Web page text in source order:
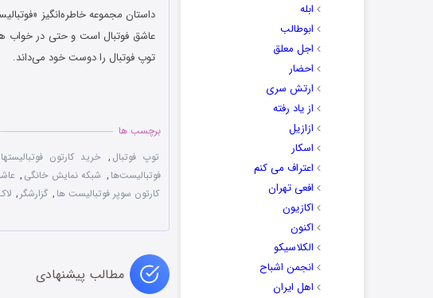
ابله
ابوطالب
اجل معلق
احضار
ارتش سری
از یاد رفته
ازازیل
اسکار
اعتراف می کنم
افعی تهران
اکازیون
اکنون
الکلاسیکو
انجمن اشباح
اهل ایران
داستان مجموعه خاطره‌انگیز
عاشق فوتبال است و حتی در خواب
توپ فوتبال را دوست خود می‌داند.
برچسب ها
توپ فوتبال , خرید کارتون فوتبالیستها
فوتبالیست‌ها , شبکه‌ نمایش خانگی ,
کارتون سوپر فوتبالیست ها , گزارشگر ,
مطالب پیشنهادی